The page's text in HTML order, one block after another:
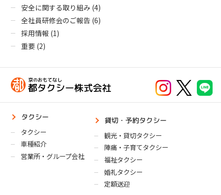
安全に関する取り組み (4)
全社員研修会のご報告 (6)
採用情報 (1)
重要 (2)
タクシー
タクシー
車種紹介
営業所・グループ会社
貸切・予約タクシー
観光・貸切タクシー
陣痛・子育てタクシー
福祉タクシー
婚礼タクシー
定額送迎